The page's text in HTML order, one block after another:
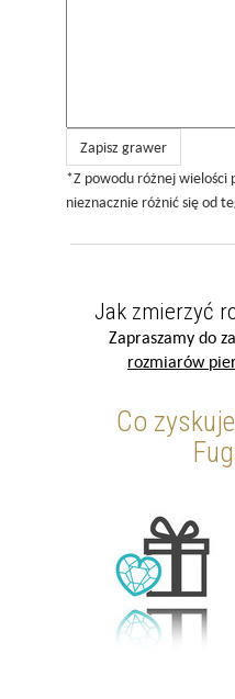
Zapisz grawer
*Z powodu różnej wielości
nieznacznie różnić się od
Jak zmierzyć
Zapraszamy do
rozmiarów
Co